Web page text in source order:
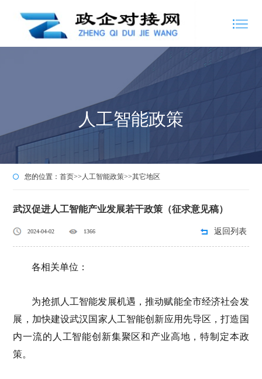
人工智能政策
您的位置：首页>> 人工智能政策>>其它地区
武汉促进人工智能产业发展若干政策（征求意见稿）
2024-04-02 1366 返回列表
各相关单位：
为抢抓人工智能发展机遇，推动赋能全市经济社会发
展，加快建设武汉国家人工智能创新应用先导区，打造国
内一流的人工智能创新集聚区和产业高地，特制定本政
策。